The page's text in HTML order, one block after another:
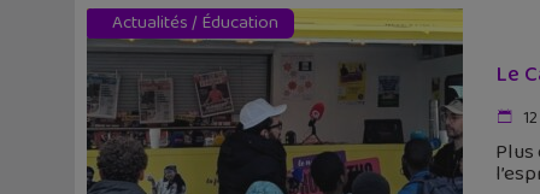
Actualités/ Éducation
Le